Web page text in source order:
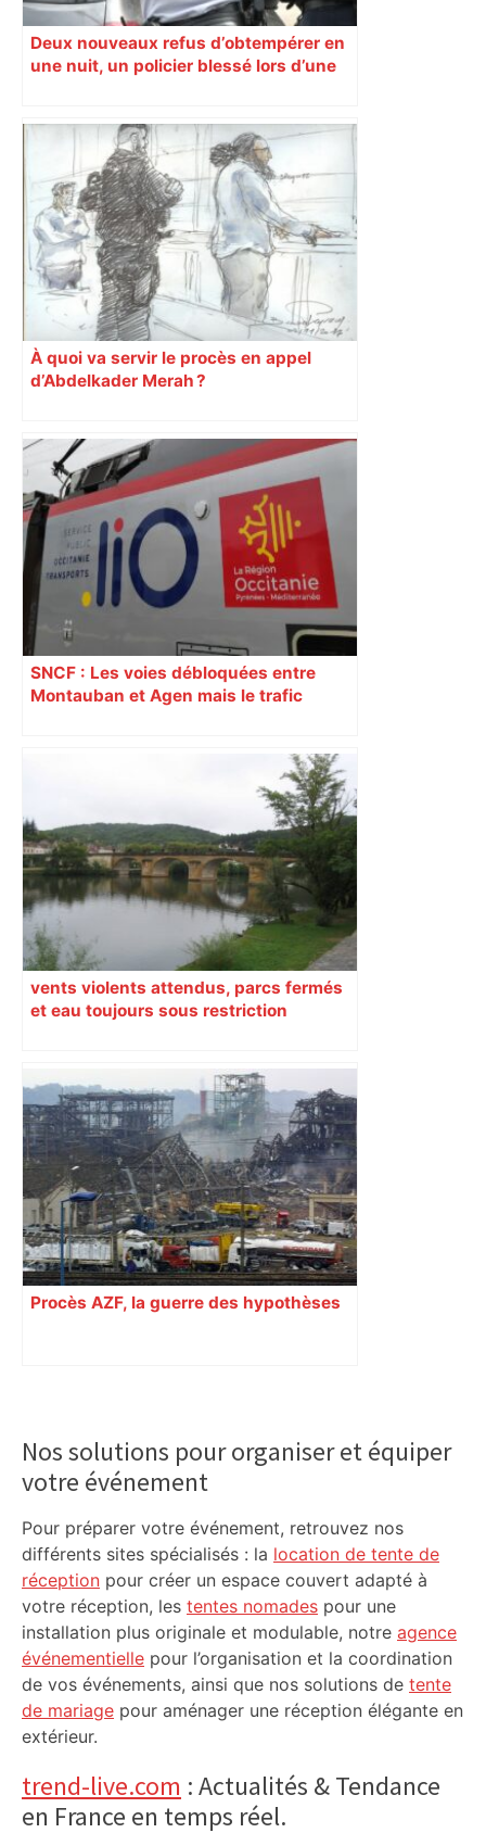
Deux nouveaux refus d’obtempérer en
une nuit, un policier blessé lors d’une
À quoi va servir le procès en appel
d’Abdelkader Merah ?
SNCF : Les voies débloquées entre
Montauban et Agen mais le trafic
vents violents attendus, parcs fermés
et eau toujours sous restriction
Procès AZF, la guerre des hypothèses
Sidebar
Nos solutions pour organiser et équiper
votre événement
Pour préparer votre événement, retrouvez nos
différents sites spécialisés : la location de tente de
réception pour créer un espace couvert adapté à
votre réception, les tentes nomades pour une
installation plus originale et modulable, notre agence
événementielle pour l’organisation et la coordination
de vos événements, ainsi que nos solutions de tente
de mariage pour aménager une réception élégante en
extérieur.
trend-live.com : Actualités & Tendance
en France en temps réel.